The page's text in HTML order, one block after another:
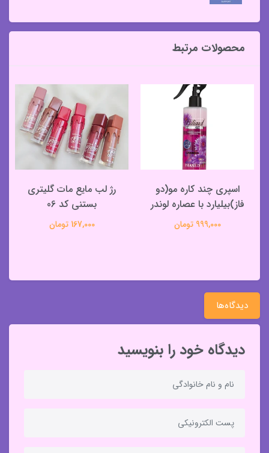
محصولات مرتبط
اسپری چند کاره مو(دو
فاز)بیلیارد با عصاره لوندر
999,000 تومان
رژ لب مایع مات گلیتری
بستنی کد 06
167,000 تومان
دیدگاه‌ها
دیدگاه خود را بنویسید